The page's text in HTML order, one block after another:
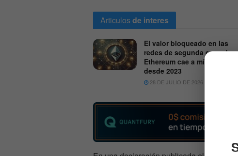
Articulosde interes
El valor bloqueado en las
redes de segunda capa de
Ethereum cae a mínimos
desde 2023
28 DE JULIO DE 2026